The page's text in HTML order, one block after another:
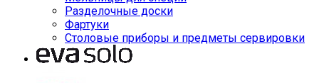
Разделочные доски
Фартуки
Столовые приборы и предметы сервировки